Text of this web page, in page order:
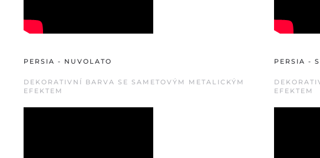
PERSIA - NUVOLATO
DEKORATIVNÍ BARVA SE SAMETOVÝM METALICKÝM
EFEKTEM
PERSIA -
EFEKTEM